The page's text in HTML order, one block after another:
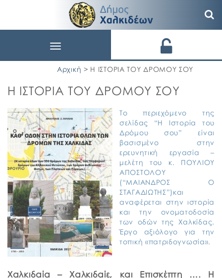
Toggle
Αρχική > Η ΙΣΤΟΡΙΑ ΤΟΥ ΔΡΟΜΟΥ ΣΟΥ
Η ΙΣΤΟΡΙΑ ΤΟΥ ΔΡΟΜΟΥ ΣΟΥ
Το περιεχόμενο της
σελίδας “Η Ιστορία του
Δρόμου σου” είναι
βασισμένο στην
ερευνητική εργασία –
μελέτη του κ. ΠΟΥΛΙΟΥ
ΑΠΟΣΤΟΛΟΥ
(“ΜΑΙΑΝΔΡΟΣ Ο
ΣΤΑΓΑΔΙΩΤΗΣ”)και
αναφέρεται στην ιστορία
και την ονοματοδοσία
των οδών της Χαλκίδας.
Έργο αξιόλογο για την
τοπική «πατριδογνωσία».
Χαλκιδαία – Χαλκιδαίε, και Επισκέπτη …. Η